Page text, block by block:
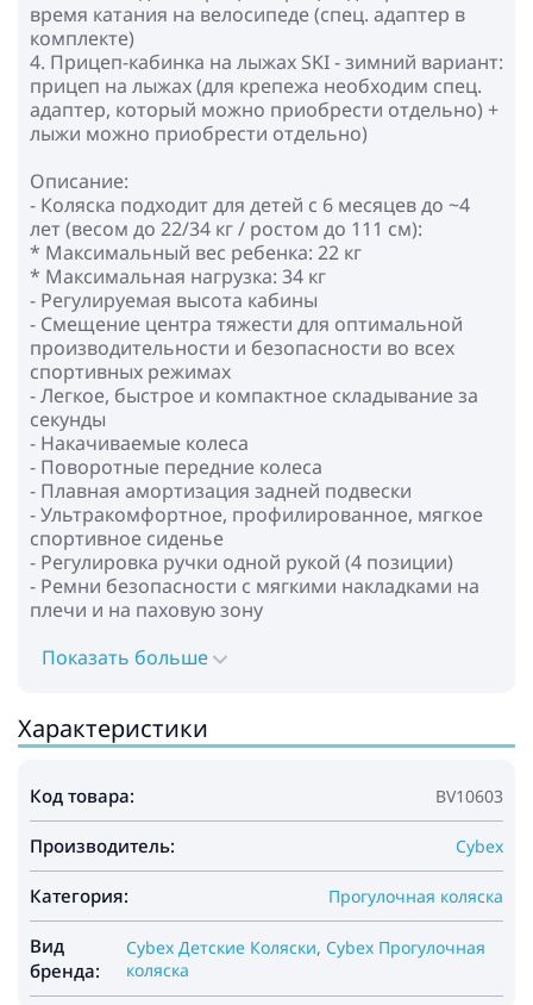
время катания на велосипеде (спец. адаптер в
комплекте)
4. Прицеп-кабинка на лыжах SKI - зимний вариант:
прицеп на лыжах (для крепежа необходим спец.
адаптер, который можно приобрести отдельно) +
лыжи можно приобрести отдельно)
Описание:
- Коляска подходит для детей с 6 месяцев до ~4
лет (весом до 22/34 кг / ростом до 111 см):
* Максимальный вес ребенка: 22 кг
* Максимальная нагрузка: 34 кг
- Регулируемая высота кабины
- Смещение центра тяжести для оптимальной
производительности и безопасности во всех
спортивных режимах
- Легкое, быстрое и компактное складывание за
секунды
- Накачиваемые колеса
- Поворотные передние колеса
- Плавная амортизация задней подвески
- Ультракомфортное, профилированное, мягкое
спортивное сиденье
- Регулировка ручки одной рукой (4 позиции)
- Ремни безопасности с мягкими накладками на
плечи и на паховую зону
- Легкая смена конфигураций при помощи
- Вентиляция на 360°
- Светоотражающие детали
кармашков в салоне, куда ребенок может
положить любимые вкусняшки и игрушки
- Тканевые чехлы можно стирать в машине при
30°
Габариты:
- Размеры в разложенном виде (Д×Ш×В): 140-
155x68,5x104-122 см
- Размеры в сложенном виде (Д×Ш×В): 99,5x58x35
Показать больше
Характеристики
Код товара: BV10603
Производитель: Cybex
Категория: Прогулочная коляска
Вид
бренда:
Cybex Детские Коляски, Cybex Прогулочная
коляска